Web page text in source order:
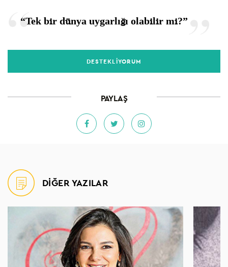
“Tek bir dünya uygarlığı olabilir mi?”
DESTEKLİYORUM
PAYLAŞ
DİĞER YAZILAR